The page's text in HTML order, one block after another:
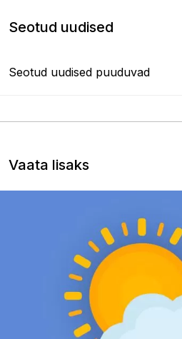
Seotud uudised
Seotud uudised puuduvad
Vaata lisaks